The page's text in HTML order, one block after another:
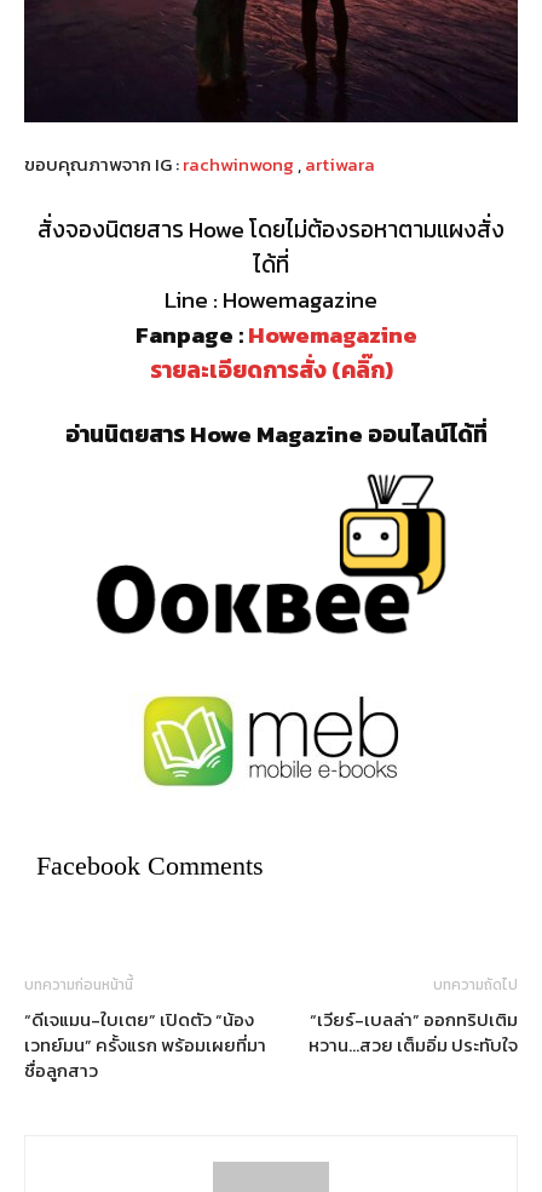
ขอบคุณภาพจาก IG :rachwinwong,artiwara
สั่งจองนิตยสาร Howe โดยไม่ต้องรอหาตามแผงสั่ง
ได้ที่
Line : Howemagazine
Fanpage :Howemagazine
รายละเอียดการสั่ง (คลิ๊ก)
อ่านนิตยสาร Howe Magazine ออนไลน์ได้ที่
Facebook Comments
บทความก่อนหน้านี้
“ดีเจแมน-ใบเตย” เปิดตัว “น้อง
เวทย์มน” ครั้งแรก พร้อมเผยที่มา
ชื่อลูกสาว
บทความถัดไป
“เวียร์-เบลล่า” ออกทริปเติม
หวาน…สวย เต็มอิ่ม ประทับใจ